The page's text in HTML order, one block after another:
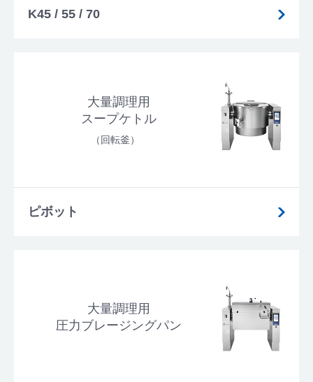
K45 / 55 / 70
大量調理用
スープケトル
（回転釜）
ピボット
大量調理用
圧力ブレージングパン